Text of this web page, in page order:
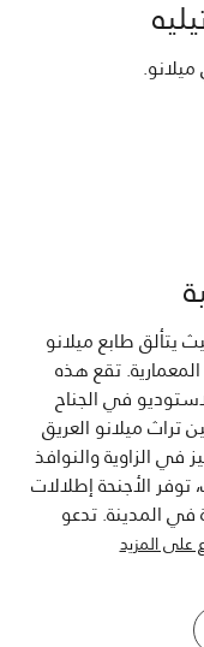
يتألق طابع ميلانو
تقع هذه
في الجناح
تراث ميلانو العريق
الزاوية والنوافذ
الأجنحة إطلالات
في المدينة. تدعو
على المزيد